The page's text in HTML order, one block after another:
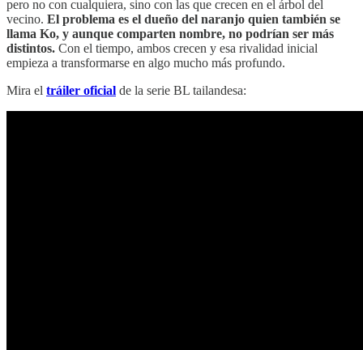
pero no con cualquiera, sino con las que crecen en el árbol del
vecino. El problema es el dueño del naranjo quien también se
llama Ko, y aunque comparten nombre, no podrían ser más
distintos. Con el tiempo, ambos crecen y esa rivalidad inicial
empieza a transformarse en algo mucho más profundo.
Mira el tráiler oficial de la serie BL tailandesa: